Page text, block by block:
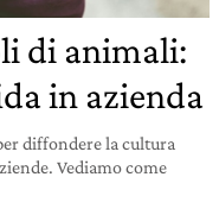
di animali:
in azienda
diffondere la cultura
Vediamo come